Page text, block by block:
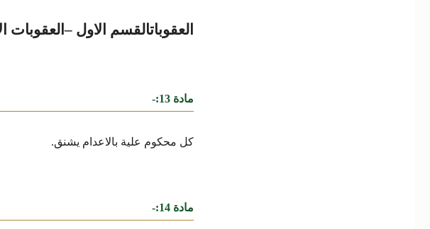
العقوباتالقسم الاول –العقوبات
مادة 13:-
كل محكوم علية بالاعدام يشنق.
مادة 14:-